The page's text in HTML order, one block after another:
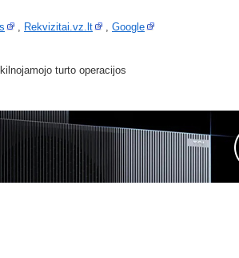
, Rekvizitai.vz.lt , Google
turto operacijos